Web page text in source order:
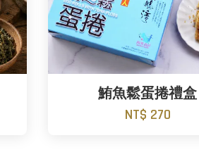
鮪魚鬆蛋捲禮盒
NT$ 270